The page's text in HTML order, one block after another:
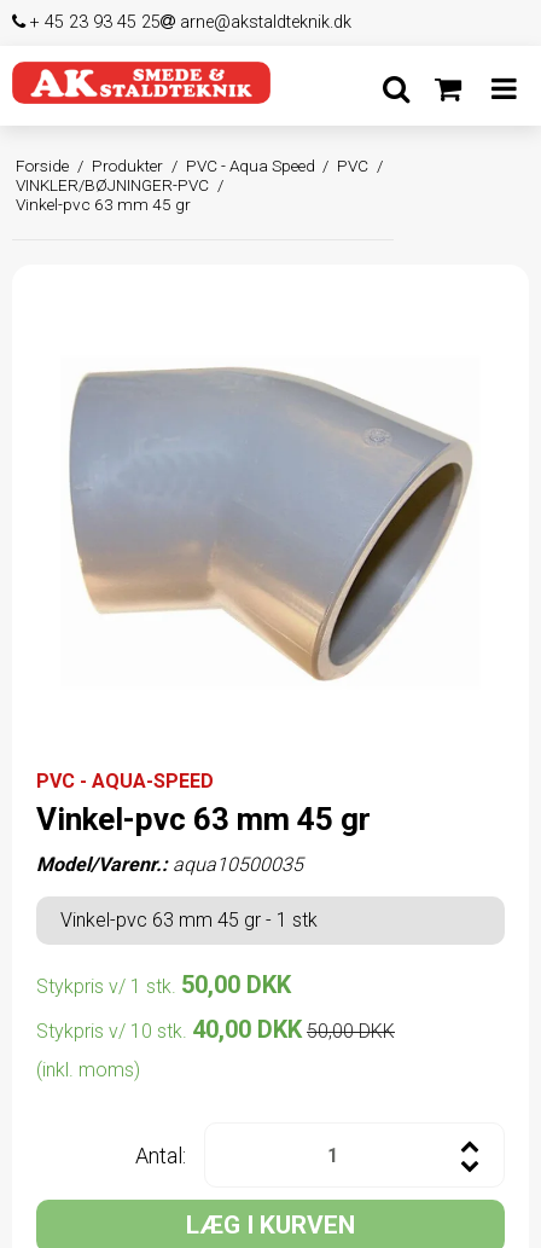
+ 45 23 93 45 25 arne@akstaldteknik.dk
Forside / Produkter / PVC - Aqua Speed / PVC /
VINKLER/BØJNINGER-PVC /
Vinkel-pvc 63 mm 45 gr
PVC - AQUA-SPEED
Vinkel-pvc 63 mm 45 gr
Model/Varenr.: aqua10500035
Vinkel-pvc 63 mm 45 gr - 1 stk
Stykpris v/ 1 stk. 50,00 DKK
Stykpris v/ 10 stk. 40,00 DKK 50,00 DKK
(inkl. moms)
Antal:
LÆG I KURVEN